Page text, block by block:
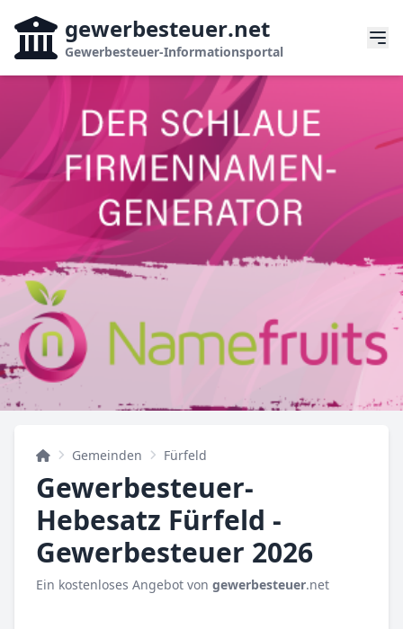
gewerbesteuer.net
Gewerbesteuer-Informationsportal
Gemeinden Fürfeld
Gewerbesteuer-
Hebesatz Fürfeld -
Gewerbesteuer 2026
Ein kostenloses Angebot von gewerbesteuer.net